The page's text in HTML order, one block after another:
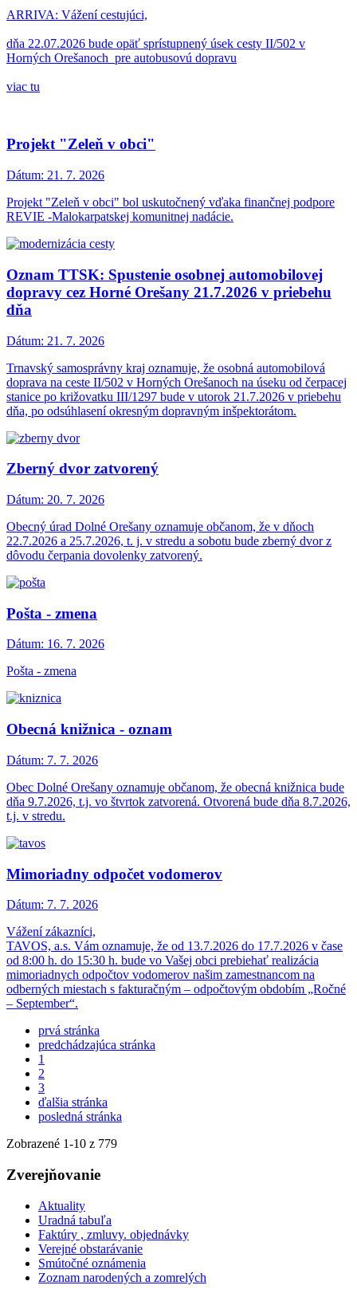
ARRIVA: Vážení cestujúci,
dňa 22.07.2026 bude opäť sprístupnený úsek cesty II/502 v
Horných Orešanoch pre autobusovú dopravu
viac tu
Projekt "Zeleň v obci"
Dátum: 21. 7. 2026
Projekt "Zeleň v obci" bol uskutočnený vďaka finančnej podpore
REVIE -Malokarpatskej komunitnej nadácie.
Oznam TTSK: Spustenie osobnej automobilovej
dopravy cez Horné Orešany 21.7.2026 v priebehu
dňa
Dátum: 21. 7. 2026
Trnavský samosprávny kraj oznamuje, že osobná automobilová
doprava na ceste II/502 v Horných Orešanoch na úseku od čerpacej
stanice po križovatku III/1297 bude v utorok 21.7.2026 v priebehu
dňa, po odsúhlasení okresným dopravným inšpektorátom.
Zberný dvor zatvorený
Dátum: 20. 7. 2026
Obecný úrad Dolné Orešany oznamuje občanom, že v dňoch
22.7.2026 a 25.7.2026, t. j. v stredu a sobotu bude zberný dvor z
dôvodu čerpania dovolenky zatvorený.
Pošta - zmena
Dátum: 16. 7. 2026
Pošta - zmena
Obecná knižnica - oznam
Dátum: 7. 7. 2026
Obec Dolné Orešany oznamuje občanom, že obecná knižnica bude
dňa 9.7.2026, t.j. vo štvrtok zatvorená. Otvorená bude dňa 8.7.2026,
t.j. v stredu.
Mimoriadny odpočet vodomerov
Dátum: 7. 7. 2026
Vážení zákazníci,
TAVOS, a.s. Vám oznamuje, že od 13.7.2026 do 17.7.2026 v čase
od 8:00 h. do 15:30 h. bude vo Vašej obci prebiehať realizácia
mimoriadnych odpočtov vodomerov našim zamestnancom na
odberných miestach s fakturačným – odpočtovým obdobím „Ročné
– September“.
prvá stránka
predchádzajúca stránka
1
2
3
ďalšia stránka
posledná stránka
Zobrazené 1-10 z 779
Zverejňovanie
Aktuality
Uradná tabuľa
Faktúry , zmluvy. objednávky
Verejné obstarávanie
Smútočné oznámenia
Zoznam narodených a zomrelých